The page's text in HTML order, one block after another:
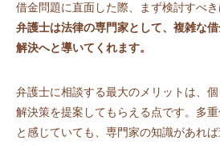
借金問題に直面した際、まず検討すべき
弁護士は法律の専門家として、複雑な
解決へと導いてくれます。
弁護士に相談する最大のメリットは、
解決策を提案してもらえる点です。多
と感じていても、専門家の知識があれ